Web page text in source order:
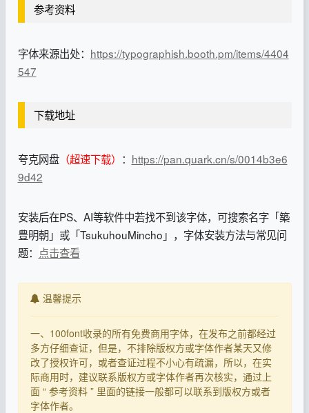
参考资料
字体来源出处： https://typographish.booth.pm/items/4404
547
下载地址
夸克网盘（超速下载） ： https://pan.quark.cn/s/0014b3e6
9d42
安装后在PS、AI等软件中若找不到该字体，可搜索名字「築
豊明朝」或「TsukuhouMincho」，字体安装方法与常见问
题： 点击查看
温馨提示
一、100font收录的所有免费商用字体，在发布之前都经过
多方仔细查证，但是，不排除版权方或字体作者某天又修
改了授权许可，或者查证过程不小心有疏漏，所以，在实
际商用时，建议联系版权方或字体作者再次核实，通过上
面 “ 参考资料 ” 里面的链接一般都可以联系到版权方或者
字体作者。